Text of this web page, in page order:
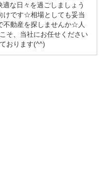
な日々を過ごしましょう
けです☆相場としても妥当
動産を探しませんか☆人
そ、当社にお任せください
おります(^^)